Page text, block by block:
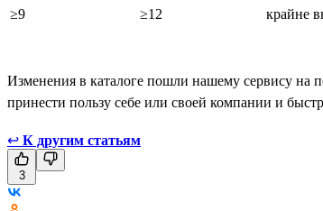
≥9 ≥12 крайне
Изменения в каталоге пошли нашему сервису на
принести пользу себе или своей компании и
↩ К другим статьям
3